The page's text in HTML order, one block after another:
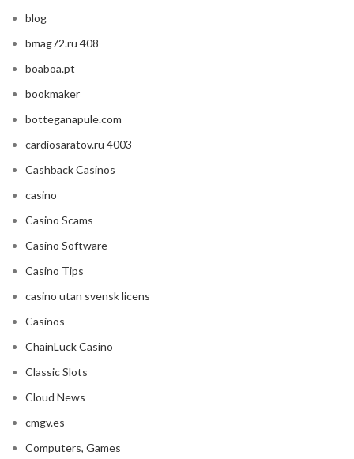
blog
bmag72.ru 408
boaboa.pt
bookmaker
botteganapule.com
cardiosaratov.ru 4003
Cashback Casinos
casino
Casino Scams
Casino Software
Casino Tips
casino utan svensk licens
Casinos
ChainLuck Casino
Classic Slots
Cloud News
cmgv.es
Computers, Games